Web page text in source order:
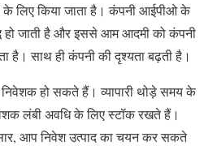
के लिए किया जाता है। कंपनी आईपीओ के
हो जाती है और इससे आम आदमी को कंपनी
है। साथ ही कंपनी की दृश्यता बढ़ती है।
निवेशक हो सकते हैं। व्यापारी थोड़े समय के
लंबी अवधि के लिए स्टॉक रखते हैं।
आप निवेश उत्पाद का चयन कर सकते